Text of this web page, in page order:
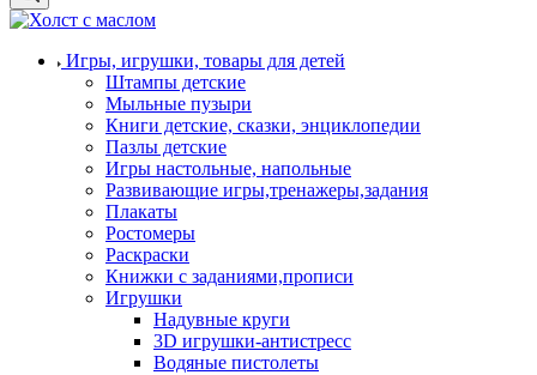
Игры, игрушки, товары для детей
Штампы детские
Мыльные пузыри
Книги детские, сказки, энциклопедии
Пазлы детские
Игры настольные, напольные
Развивающие игры,тренажеры,задания
Плакаты
Ростомеры
Раскраски
Книжки с заданиями,прописи
Игрушки
Надувные круги
3D игрушки-антистресс
Водяные пистолеты